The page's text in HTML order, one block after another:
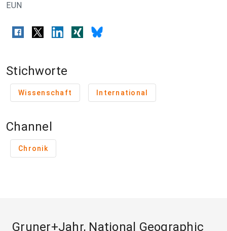
EUN
Stichworte
Wissenschaft International
Channel
Chronik
Gruner+Jahr, National Geographic